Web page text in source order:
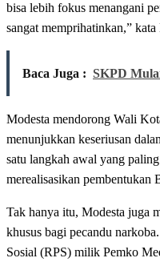
bisa lebih fokus menangani
sangat memprihatinkan,”
Baca Juga : SKPD
Modesta mendorong Wali
menunjukkan keseriusan
satu langkah awal yang
merealisasikan pembentukan
Tak hanya itu, Modesta juga
khusus bagi pecandu
Sosial (RPS) milik Pemko